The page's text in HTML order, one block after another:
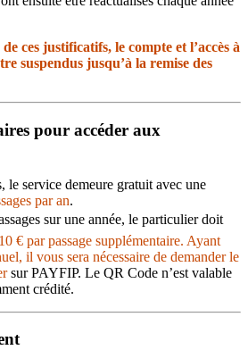
ces justificatifs, le compte et l’accès à
suspendus jusqu’à la remise des
pour accéder aux
le service demeure gratuit avec une
par an.
sur une année, le particulier doit
€ par passage supplémentaire. Ayant
il vous sera nécessaire de demander le
sur PAYFIP. Le QR Code n’est valable
crédité.